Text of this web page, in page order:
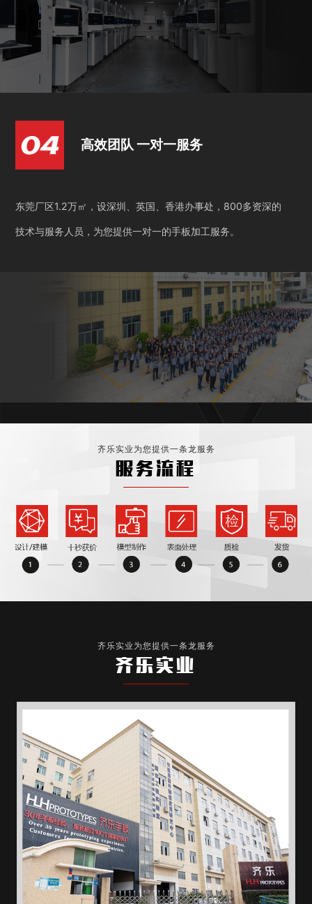
高效团队 一对一服务
东莞厂区1.2万㎡，设深圳、英国、香港办事处，800多资深的
技术与服务人员，为您提供一对一的手板加工服务。
齐乐实业为您提供一条龙服务
服务流程
齐乐实业为您提供一条龙服务
齐乐实业